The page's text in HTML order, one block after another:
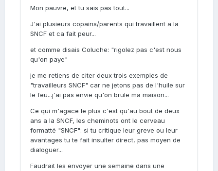
Mon pauvre, et tu sais pas tout...
J'ai plusieurs copains/parents qui travaillent a la
SNCF et ca fait peur...
et comme disais Coluche: "rigolez pas c'est nous
qu'on paye"
je me retiens de citer deux trois exemples de
"travailleurs SNCF" car ne jetons pas de l'huile sur
le feu...j'ai pas envie qu'on brule ma maison...
Ce qui m'agace le plus c'est qu'au bout de deux
ans a la SNCF, les cheminots ont le cerveau
formatté "SNCF": si tu critique leur greve ou leur
avantages tu te fait insulter direct, pas moyen de
dialoguer...
Faudrait les envoyer une semaine dans une